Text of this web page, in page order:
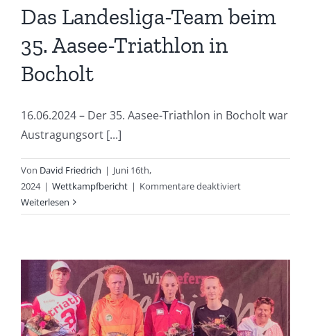
Das Landesliga-Team beim
35. Aasee-Triathlon in
Bocholt
16.06.2024 – Der 35. Aasee-Triathlon in Bocholt war
Austragungsort [...]
Von David Friedrich | Juni 16th,
2024 | Wettkampfbericht | Kommentare deaktiviertfür
Landesliga-
35.
Aasee-
Triathlon
in
Bocholt
Weiterlesen